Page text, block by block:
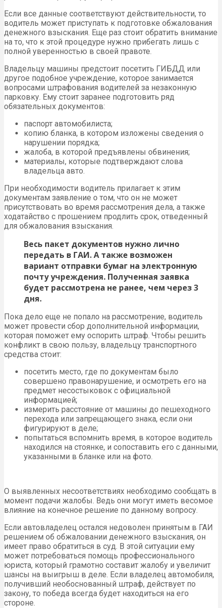
Если все данные соответствуют действительности, то
водитель может приступать к подготовке обжалования
денежного взыскания. Еще раз стоит обратить внимание
на то, что к этой процедуре нужно прибегать лишь с
полной уверенностью в своей правоте.
Владельцу машины предстоит посетить ГИБДД или
другое подобное учреждение, которое занимается
вопросами штрафования водителей за незаконную
парковку. Ему стоит заранее подготовить ряд
обязательных документов:
паспорт автомобилиста;
копию бланка, в котором изложены сведения о
нарушении порядка;
жалоба, в которой предъявлены обвинения;
материалы, которые подтверждают слова
владельца авто.
При необходимости водитель прилагает к этим
документам заявление о том, что он не может
присутствовать во время рассмотрения дела, а также
ходатайство с прошением продлить срок, отведенный
для обжалования взыскания.
Весь пакет документов нужно лично
передать в ГАИ. А также возможен
вариант отправки бумаг на электронную
почту учреждения. Полученная заявка
будет рассмотрена не ранее, чем через 3
дня.
Пока дело еще не попало на рассмотрение, водитель
может провести сбор дополнительной информации,
которая поможет ему оспорить штраф. Чтобы решить
конфликт в свою пользу, владельцу транспортного
средства стоит:
посетить место, где по документам было
совершено правонарушение, и осмотреть его на
предмет несостыковок с официальной
информацией;
измерить расстояние от машины до пешеходного
перехода или запрещающего знака, если они
фигурируют в деле;
попытаться вспомнить время, в которое водитель
находился на стоянке, и сопоставить его с данными,
указанными в бланке или на фото.
О выявленных несоответствиях необходимо сообщать в
момент подачи жалобы. Ведь они могут иметь весомое
влияние на конечное решение по данному вопросу.
Если автовладелец остался недоволен принятым в ГАИ
решением об обжаловании денежного взыскания, он
имеет право обратиться в суд. В этой ситуации ему
может потребоваться помощь профессионального
юриста, который грамотно составит жалобу и увеличит
шансы на выигрыш в деле. Если владелец автомобиля,
получивший необоснованный штраф, действует по
закону, то победа всегда будет находиться на его
стороне.